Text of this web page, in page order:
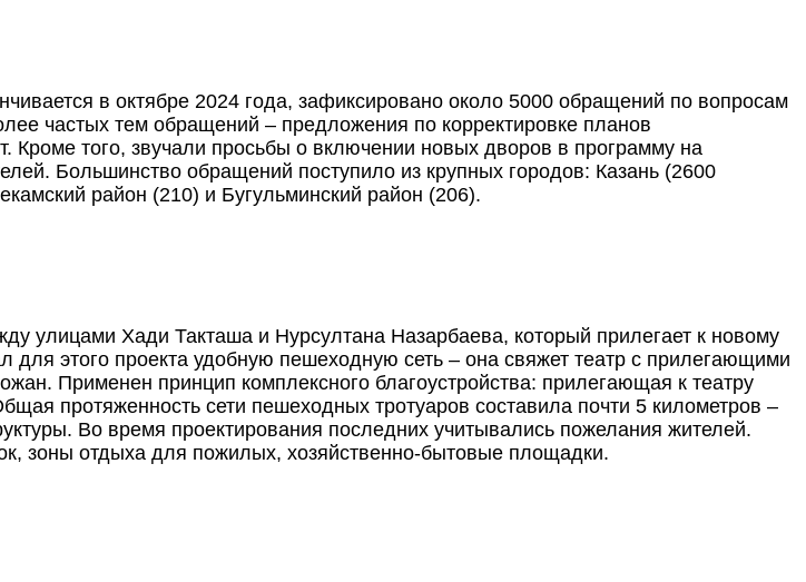
в октябре 2024 года, зафиксировано около 5000 обращений по вопросам
частых тем обращений – предложения по корректировке планов
Кроме того, звучали просьбы о включении новых дворов в программу на
Большинство обращений поступило из крупных городов: Казань (2600
район (210) и Бугульминский район (206).
улицами Хади Такташа и Нурсултана Назарбаева, который прилегает к новому
для этого проекта удобную пешеходную сеть – она свяжет театр с прилегающими
Применен принцип комплексного благоустройства: прилегающая к театру
протяженность сети пешеходных тротуаров составила почти 5 километров –
Во время проектирования последних учитывались пожелания жителей.
зоны отдыха для пожилых, хозяйственно-бытовые площадки.